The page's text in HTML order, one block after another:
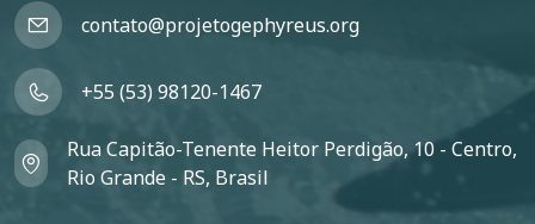
contato@projetogephyreus.org
+55 (53) 98120-1467
Rua Capitão-Tenente Heitor Perdigão, 10 - Centro,
Rio Grande - RS, Brasil